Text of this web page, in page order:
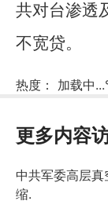
共对台渗透
不宽贷。
热度： 加载中...
更多内容
中共军委高层
缩.